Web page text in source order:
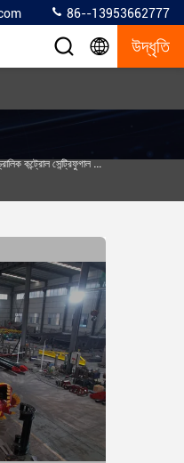
86--13953662777
উদ্ধৃতি
সেন্ট্রিফুগাল পাম্প সহ কাস্টমাইজড স্টিল ড্রেজিং জাহাজ